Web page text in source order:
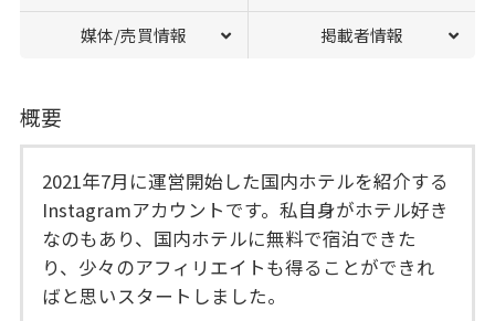
媒体/売買情報 掲載者情報
概要
2021年7月に運営開始した国内ホテルを紹介する
Instagramアカウントです。私自身がホテル好き
なのもあり、国内ホテルに無料で宿泊できた
り、少々のアフィリエイトも得ることができれ
ばと思いスタートしました。